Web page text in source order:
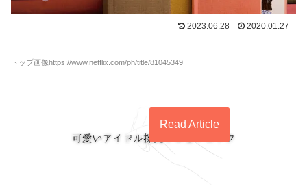
2023.06.28 2020.01.27
トップ画像https://www.netflix.com/ph/title/81045349
Read Article